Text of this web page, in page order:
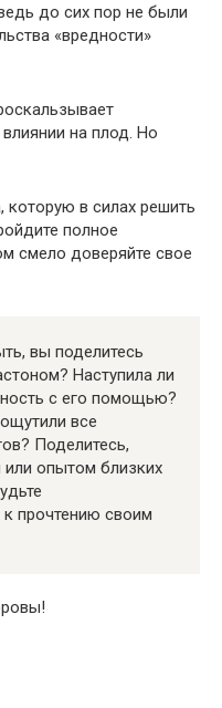
до сих пор не были
«вредности»
на плод. Но
которую в силах решить
полное
смело доверяйте свое
вы поделитесь
Наступила ли
с его помощью?
все
Поделитесь,
или опытом близких
прочтению своим